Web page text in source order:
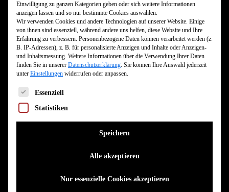
düster bis dekadent.
PERFORMER 2024
Freitag
ARTEMIS LUCIFERIA Germany
MASHA CHAMPANSKAYA Germany
THE TREATURES Germany
Einwilligung zu ganzen Kategorien geben oder sich weitere Informationen
anzeigen lassen und so nur bestimmte Cookies auswählen.
Wir verwenden Cookies und andere Technologien auf unserer Website. Einige
von ihnen sind essenziell, während andere uns helfen, diese Website und Ihre
Erfahrung zu verbessern. Personenbezogene Daten können verarbeitet werden (z.
B. IP-Adressen), z. B. für personalisierte Anzeigen und Inhalte oder Anzeigen-
und Inhaltsmessung. Weitere Informationen über die Verwendung Ihrer Daten
finden Sie in unserer Datenschutzerklärung. Sie können Ihre Auswahl jederzeit
unter Einstellungen widerrufen oder anpassen.
Es folgt eine Liste der Service-Gruppen, für die eine
Essenziell
Statistiken
Speichern
Alle akzeptieren
Nur essenzielle Cookies akzeptieren